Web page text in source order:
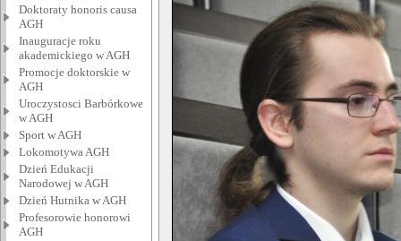
Doktoraty honoris causa
AGH
Inauguracje roku
akademickiego w AGH
Promocje doktorskie w
AGH
Uroczystosci Barbórkowe
w AGH
Sport w AGH
Lokomotywa AGH
Dzień Edukacji
Narodowej w AGH
Dzień Hutnika w AGH
Profesorowie honorowi
AGH